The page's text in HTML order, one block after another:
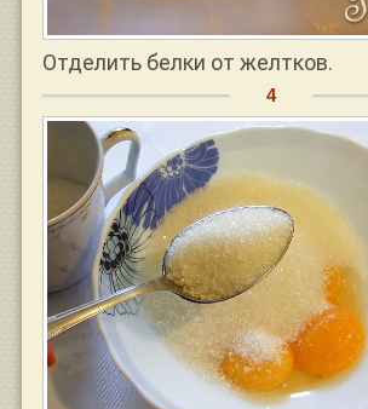
Отделить белки от желтков.